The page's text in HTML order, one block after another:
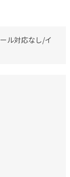
ル対応なし/イ